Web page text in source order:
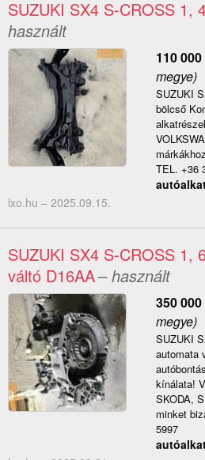
SUZUKI SX4 S-CROSS 1,
használt
110 000
megye)
SUZUKI
bölcső
TEL. +36
lxo.hu – 2025.09.15.
SUZUKI SX4 S-CROSS 1,
váltó D16AA– használt
350 000
megye)
SUZUKI
automata
kínálata!
SKODA,
minket
5997